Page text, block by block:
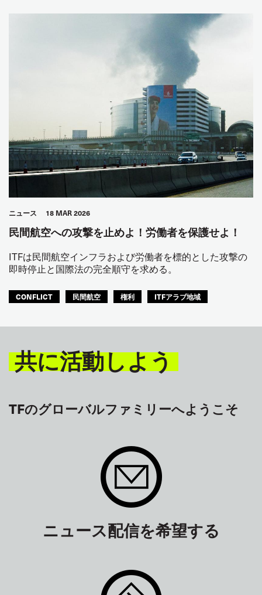
ニュース 18 MAR 2026
民間航空への攻撃を止めよ！労働者を保護せよ！
ITFは民間航空インフラおよび労働者を標的とした攻撃の
即時停止と国際法の完全順守を求める。
CONFLICT 民間航空 権利 ITFアラブ地域
共に活動しよう
TFのグローバルファミリーへようこそ
ニュース配信を希望する